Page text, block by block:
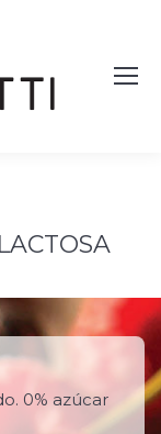
0% azúcar